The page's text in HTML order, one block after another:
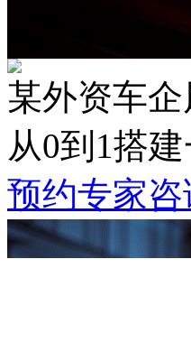
某外资车
从0到1搭
预约专家咨